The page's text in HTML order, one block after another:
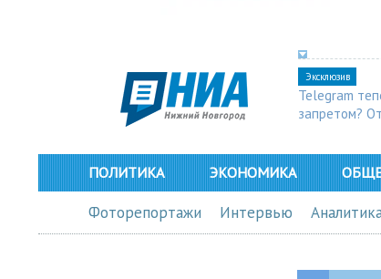
Эксклюзив
Telegram
запретом?
ПОЛИТИКА ЭКОНОМИКА
Фоторепортажи Интервью